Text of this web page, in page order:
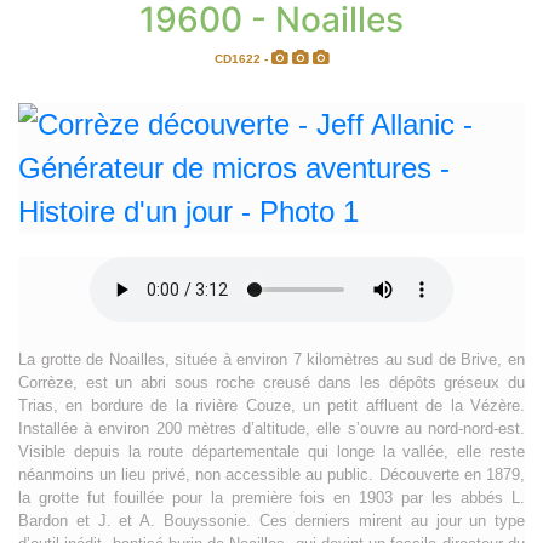
19600 - Noailles
CD1622 -
La grotte de Noailles, située à environ 7 kilomètres au sud de Brive, en
Corrèze, est un abri sous roche creusé dans les dépôts gréseux du
Trias, en bordure de la rivière Couze, un petit affluent de la Vézère.
Installée à environ 200 mètres d’altitude, elle s’ouvre au nord-nord-est.
Visible depuis la route départementale qui longe la vallée, elle reste
néanmoins un lieu privé, non accessible au public. Découverte en 1879,
la grotte fut fouillée pour la première fois en 1903 par les abbés L.
Bardon et J. et A. Bouyssonie. Ces derniers mirent au jour un type